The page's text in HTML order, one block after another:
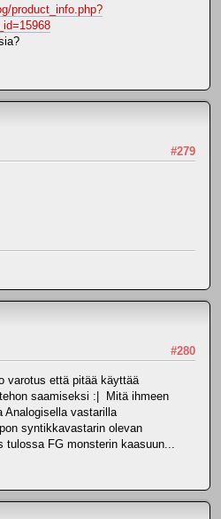
product_info.php?
#279
#280
varotus että pitää käyttää
saamiseksi :| Mitä ihmeen
Analogisella vastarilla
syntikkavastarin olevan
FG monsterin kaasuun...